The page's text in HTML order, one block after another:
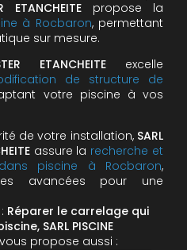
ETANCHEITE propose la
à Rocbaron, permettant
sur mesure.
ETANCHEITEexcelle
de structure de
votre piscine à vos
de votre installation, SARL
assure la recherche et
piscine à Rocbaron,
avancées pour une
Réparer le carrelage qui
SARL PISCINE
vous propose aussi :